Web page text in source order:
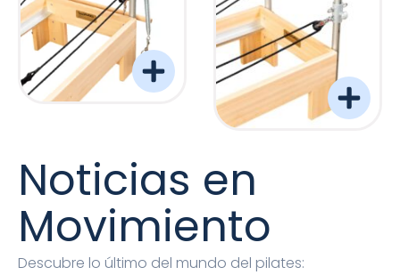
Torre Barreformer Monitor Natural Pro
Noticias en
Movimiento
Descubre lo último del mundo del pilates: